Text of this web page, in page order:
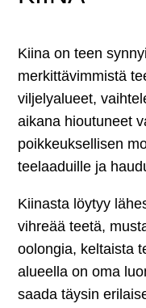
Kiina on teen
merkittävimmistä
viljelyalueet,
aikana hioutuneet
poikkeuksellisen
teelaaduille ja
Kiinasta löytyy
vihreää teetä,
oolongia, keltaista
alueella on oma
saada täysin